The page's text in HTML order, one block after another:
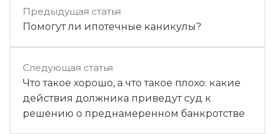
Предыдущая статья
Помогут ли ипотечные каникулы?
Следующая статья
Что такое хорошо, а что такое плохо: какие
действия должника приведут суд к
решению о преднамеренном банкротстве